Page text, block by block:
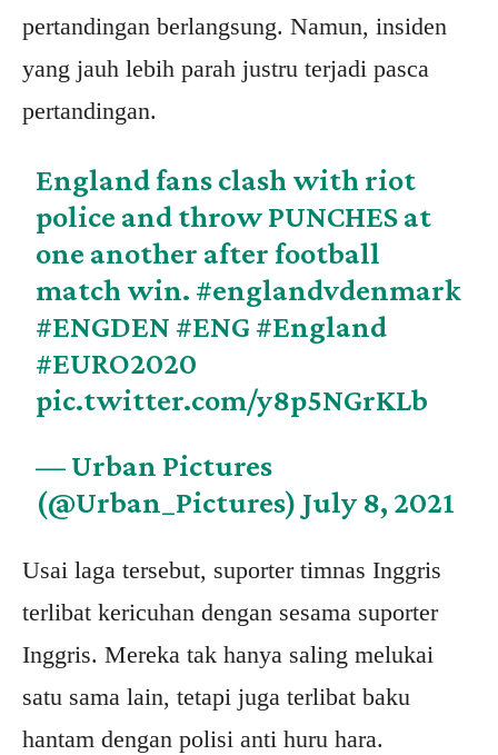
pertandingan berlangsung. Namun, insiden
yang jauh lebih parah justru terjadi pasca
pertandingan.
England fans clash with riot
police and throw PUNCHES at
one another after football
match win. #englandvdenmark
#ENGDEN #ENG #England
#EURO2020
pic.twitter.com/y8p5NGrKLb
— Urban Pictures
(@Urban_Pictures) July 8, 2021
Usai laga tersebut, suporter timnas Inggris
terlibat kericuhan dengan sesama suporter
Inggris. Mereka tak hanya saling melukai
satu sama lain, tetapi juga terlibat baku
hantam dengan polisi anti huru hara.